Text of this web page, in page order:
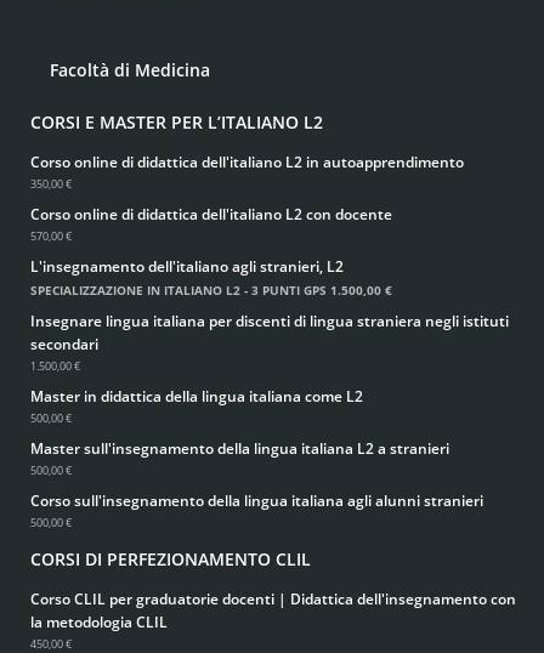
Facoltà di Medicina
CORSI E MASTER PER L’ITALIANO L2
Corso online di didattica dell'italiano L2 in autoapprendimento
350,00 €
Corso online di didattica dell'italiano L2 con docente
570,00 €
L'insegnamento dell'italiano agli stranieri, L2
SPECIALIZZAZIONE IN ITALIANO L2 - 3 PUNTI GPS 1.500,00 €
Insegnare lingua italiana per discenti di lingua straniera negli istituti
secondari
1.500,00 €
Master in didattica della lingua italiana come L2
500,00 €
Master sull'insegnamento della lingua italiana L2 a stranieri
500,00 €
Corso sull'insegnamento della lingua italiana agli alunni stranieri
500,00 €
CORSI DI PERFEZIONAMENTO CLIL
Corso CLIL per graduatorie docenti | Didattica dell'insegnamento con
la metodologia CLIL
450,00 €